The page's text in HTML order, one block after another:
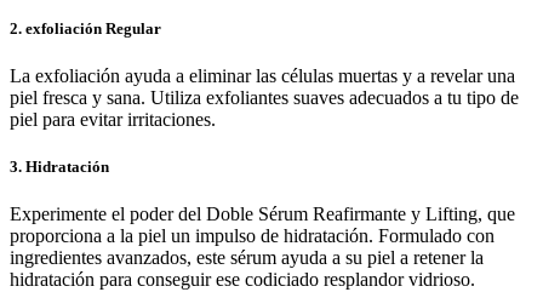
2. exfoliación Regular
La exfoliación ayuda a eliminar las células muertas y a revelar una
piel fresca y sana. Utiliza exfoliantes suaves adecuados a tu tipo de
piel para evitar irritaciones.
3. Hidratación
Experimente el poder del Doble Sérum Reafirmante y Lifting, que
proporciona a la piel un impulso de hidratación. Formulado con
ingredientes avanzados, este sérum ayuda a su piel a retener la
hidratación para conseguir ese codiciado resplandor vidrioso.